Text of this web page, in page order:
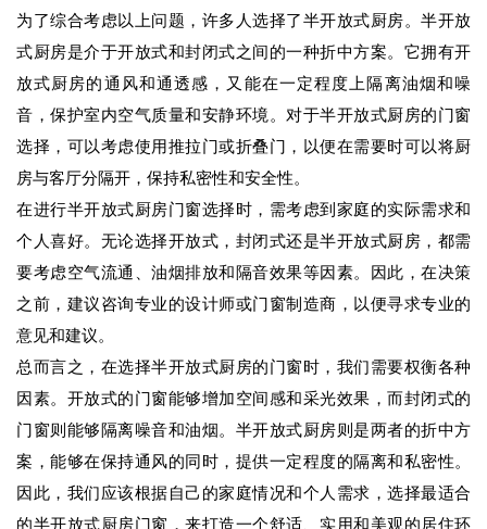
为了综合考虑以上问题，许多人选择了半开放式厨房。半开放
式厨房是介于开放式和封闭式之间的一种折中方案。它拥有开
放式厨房的通风和通透感，又能在一定程度上隔离油烟和噪
音，保护室内空气质量和安静环境。对于半开放式厨房的门窗
选择，可以考虑使用推拉门或折叠门，以便在需要时可以将厨
房与客厅分隔开，保持私密性和安全性。
在进行半开放式厨房门窗选择时，需考虑到家庭的实际需求和
个人喜好。无论选择开放式，封闭式还是半开放式厨房，都需
要考虑空气流通、油烟排放和隔音效果等因素。因此，在决策
之前，建议咨询专业的设计师或门窗制造商，以便寻求专业的
意见和建议。
总而言之，在选择半开放式厨房的门窗时，我们需要权衡各种
因素。开放式的门窗能够增加空间感和采光效果，而封闭式的
门窗则能够隔离噪音和油烟。半开放式厨房则是两者的折中方
案，能够在保持通风的同时，提供一定程度的隔离和私密性。
因此，我们应该根据自己的家庭情况和个人需求，选择最适合
的半开放式厨房门窗，来打造一个舒适、实用和美观的居住环